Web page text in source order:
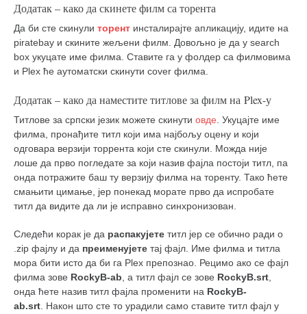
Додатак – како да скинете филм са торента
Да би сте скинули торент инсталирајте апликацију, идите на
piratebay и скините жељени филм. Довољно је да у search
box укуцате име филма. Ставите га у фолдер са филмовима
и Plex ће аутоматски скинути cover филма.
Додатак – како да наместите титлове за филм на Plex-у
Титлове за српски језик можете скинути овде. Укуцајте име
филма, пронађите титл који има најбољу оцену и који
одговара верзији торрента који сте скинули. Можда није
лоше да прво погледате за који назив фајла постоји титл, па
онда потражите баш ту верзију филма на торенту. Тако ћете
смањити цимање, јер понекад морате прво да испробате
титл да видите да ли је исправно синхронизован.
Следећи корак је да распакујете титл јер се обично ради о
.zip фајлу и да преименујете тај фајл. Име филма и титла
мора бити исто да би га Plex препознао. Рецимо ако се фајл
филма зове RockyB-ab, а титл фајл се зове RockyB.srt,
онда ћете назив титл фајла променити на RockyB-
ab.srt. Након што сте то урадили само ставите титл фајл у